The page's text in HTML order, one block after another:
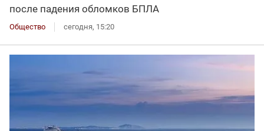
после падения обломков БПЛА
Общество сегодня, 15:20